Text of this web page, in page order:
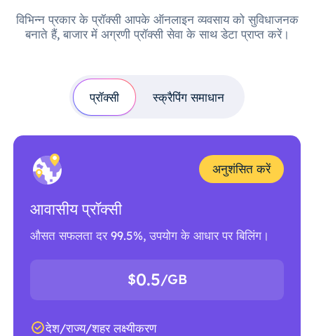
विभिन्न प्रकार के प्रॉक्सी आपके ऑनलाइन व्यवसाय को सुविधाजनक
बनाते हैं, बाजार में अग्रणी प्रॉक्सी सेवा के साथ डेटा प्राप्त करें।
प्रॉक्सी स्क्रैपिंग समाधान
अनुशंसित करें
आवासीय प्रॉक्सी
औसत सफलता दर 99.5%, उपयोग के आधार पर बिलिंग।
$0.5/GB
देश/राज्य/शहर लक्ष्यीकरण